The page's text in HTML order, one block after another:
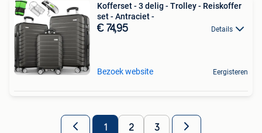
Kofferset - 3 delig - Trolley - Reiskoffer
set - Antraciet -
€ 74,95 Details
Bezoek website Eergisteren
1 2 3